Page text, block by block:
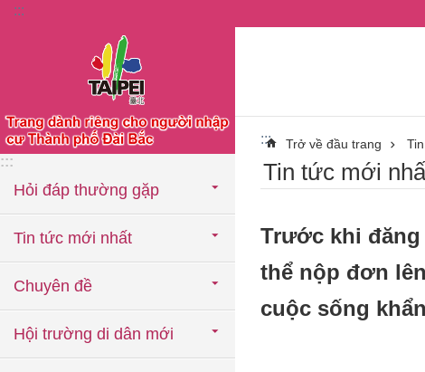
Chuyển đến khối nội dung chính
:::
:::
Hỏi đáp thường gặp
Tin tức mới nhất
Chuyên đề
Hội trường di dân mới
::: Trở về đầu trang
Tin tức mới
Trước khi đăng
thể nộp đơn
cuộc sống